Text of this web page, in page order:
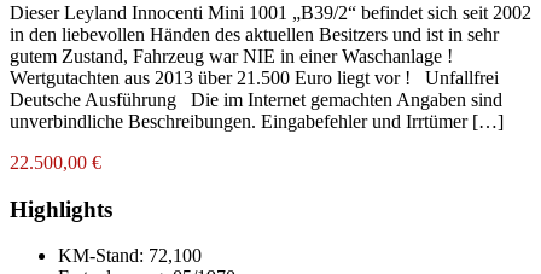
Dieser Leyland Innocenti Mini 1001 „B39/2“ befindet sich seit 2002
in den liebevollen Händen des aktuellen Besitzers und ist in sehr
gutem Zustand, Fahrzeug war NIE in einer Waschanlage !
Wertgutachten aus 2013 über 21.500 Euro liegt vor ! Unfallfrei
Deutsche Ausführung Die im Internet gemachten Angaben sind
unverbindliche Beschreibungen. Eingabefehler und Irrtümer […]
22.500,00 €
Highlights
KM-Stand: 72,100